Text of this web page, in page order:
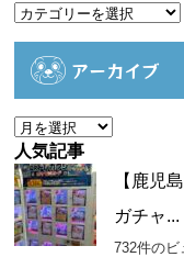
カ
アーカイブ
ア
ー
カ
イ
ブ
人気記事
【鹿児
ガチャ...
732件のビ